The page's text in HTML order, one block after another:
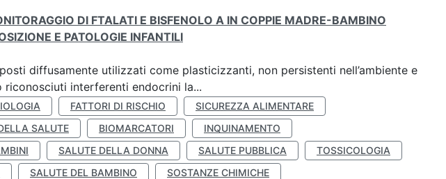
DI FTALATI E BISFENOLO A IN COPPIE MADRE-BAMBINO
E PATOLOGIE INFANTILI
diffusamente utilizzati come plasticizzanti, non persistenti nell’ambiente e
interferenti endocrini la...
FATTORI DI RISCHIO
SICUREZZA ALIMENTARE
SALUTE BIOMARCATORI
INQUINAMENTO
SALUTE DELLA DONNA SALUTE PUBBLICA
TOSSICOLOGIA
SALUTE DEL BAMBINO
SOSTANZE CHIMICHE